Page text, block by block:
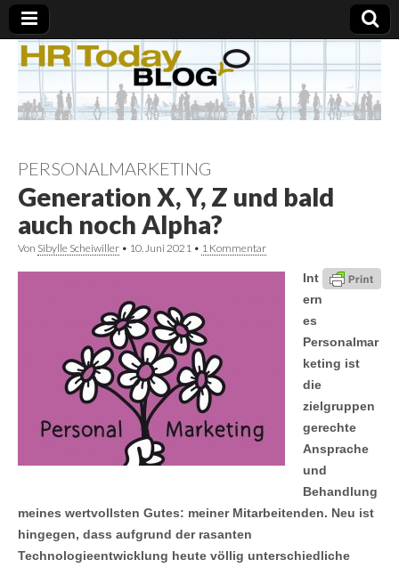
PERSONALMARKETING
Generation X, Y, Z und bald
auch noch Alpha?
Von Sibylle Scheiwiller • 10. Juni 2021 • 1 Kommentar
Int
ern
es
Personalmar
keting ist
die
zielgruppen
gerechte
Ansprache
und
Behandlung
meines wertvollsten Gutes: meiner Mitarbeitenden. Neu ist
hingegen, dass aufgrund der rasanten
Technologieentwicklung heute völlig unterschiedliche